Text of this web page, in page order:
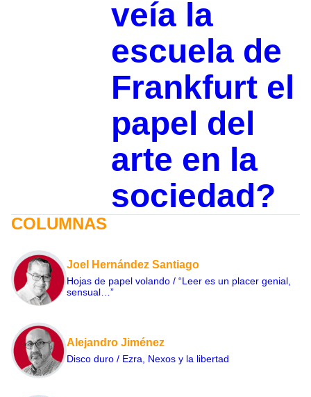
veía la
escuela de
Frankfurt el
papel del
arte en la
sociedad?
COLUMNAS
Joel Hernández Santiago
Hojas de papel volando / “Leer es un placer genial,
sensual…”
Alejandro Jiménez
Disco duro / Ezra, Nexos y la libertad